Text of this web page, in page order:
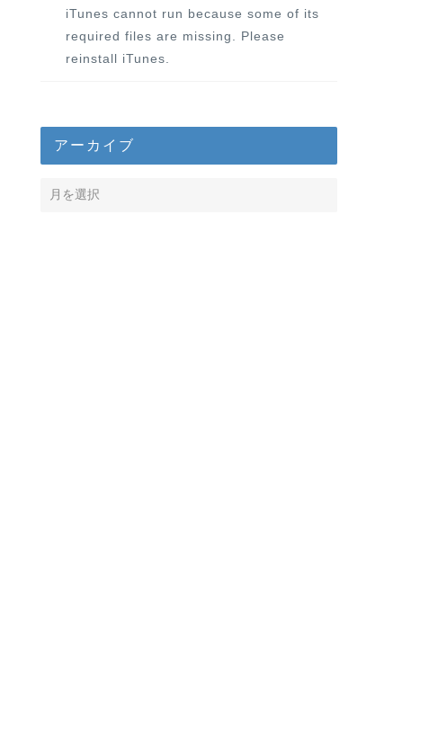
iTunes cannot run because some of its
required files are missing. Please
reinstall iTunes.
アーカイブ